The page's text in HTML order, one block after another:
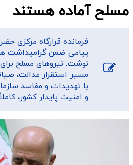
مسلح آماده هستند
فرمانده قرارگاه مرکزی
پیامی ضمن گرامیداشت
نوشت: نیروهای مسلح
مسیر استقرار عدالت،
با تهدیدات و مفاسد
و امنیت پایدار کشور،